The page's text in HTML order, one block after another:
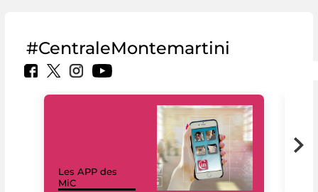
#CentraleMontemartini
Les APP des
MiC